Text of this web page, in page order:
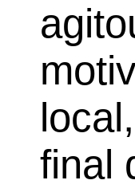
final